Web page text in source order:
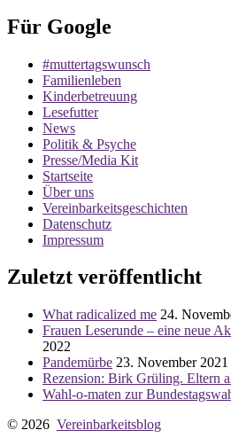
Für Google
#muttertagswunsch
Familienleben
Kinderbetreuung
Lesefutter
News
Politik & Psyche
Presse/Media Kit
Startseite
Über uns
Vereinbarkeitsgeschichten
Datenschutz
Impressum
Zuletzt veröffentlicht
What radicalized me 24.
Frauen Leserunde – eine neue
2022
Pandemürbe 23. November 2021
Rezension: Birk Grüling. Eltern
Wahl-o-maten zur
© 2026 Vereinbarkeitsblog